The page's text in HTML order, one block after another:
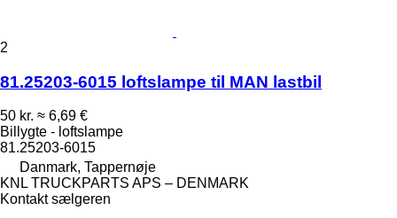
2
81.25203-6015 loftslampe til MAN lastbil
50 kr. ≈ 6,69 €
Billygte - loftslampe
81.25203-6015
Danmark, Tappernøje
KNL TRUCKPARTS APS – DENMARK
Kontakt sælgeren